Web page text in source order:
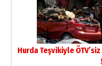
Hurda Teşvikiyle
Paranın Aile
03 Ağustos 2026 Pazartesi
Yıldırım
HAVVA’NIN
09 Temmuz 2026